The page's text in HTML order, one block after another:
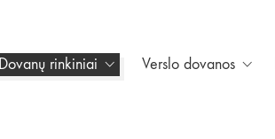
Dovanų rinkiniai Verslo dovanos